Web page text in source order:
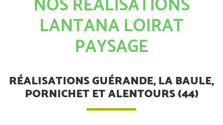
LANTANA LOIRAT
PAYSAGE
RÉALISATIONS GUÉRANDE, LA BAULE,
PORNICHET ET ALENTOURS (44)